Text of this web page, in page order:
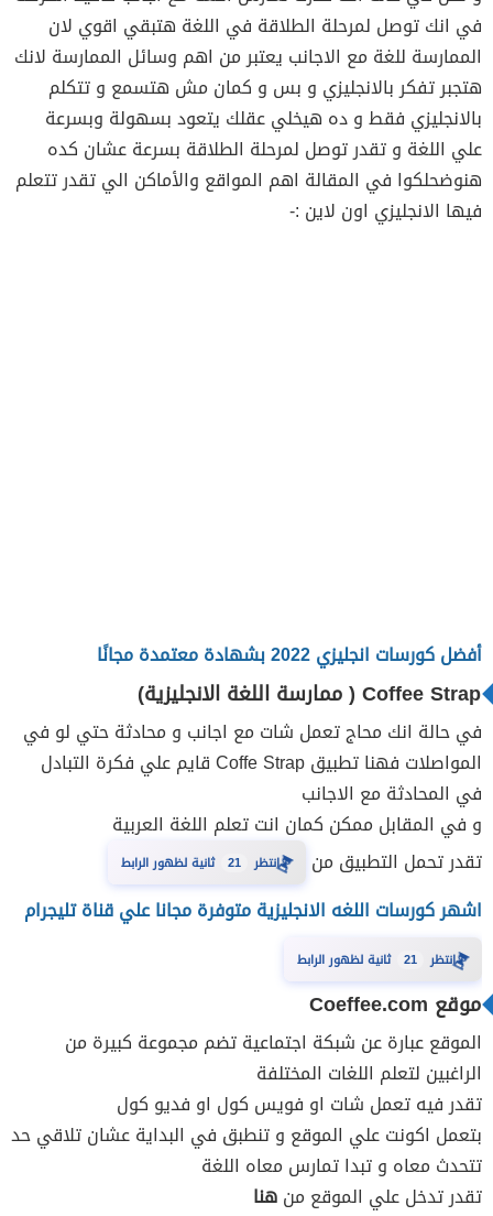
في انك توصل لمرحلة الطلاقة في اللغة هتبقي اقوي لان
الممارسة للغة مع الاجانب يعتبر من اهم وسائل الممارسة لانك
هتجبر تفكر بالانجليزي و بس و كمان مش هتسمع و تتكلم
بالانجليزي فقط و ده هيخلي عقلك يتعود بسهولة وبسرعة
علي اللغة و تقدر توصل لمرحلة الطلاقة بسرعة عشان كده
هنوضحلكوا في المقالة اهم المواقع والأماكن الي تقدر تتعلم
فيها الانجليزي اون لاين :-
أفضل كورسات انجليزي 2022 بشهادة معتمدة مجانًا
Coffee Strap ( ممارسة اللغة الانجليزية)
في حالة انك محاج تعمل شات مع اجانب و محادثة حتي لو في
المواصلات فهنا تطبيق Coffe Strap قايم علي فكرة التبادل
في المحادثة مع الاجانب
و في المقابل ممكن كمان انت تعلم اللغة العربية
تقدر تحمل التطبيق من ⏳انتظر 20 ثانية لظهور الرابط
اشهر كورسات اللغه الانجليزية متوفرة مجانا علي قناة تليجرام
⏳انتظر 20 ثانية لظهور الرابط
موقع Coeffee.com
الموقع عبارة عن شبكة اجتماعية تضم مجموعة كبيرة من
الراغبين لتعلم اللغات المختلفة
تقدر فيه تعمل شات او فويس كول او فديو كول
بتعمل اكونت علي الموقع و تنطبق في البداية عشان تلاقي حد
تتحدث معاه و تبدا تمارس معاه اللغة
تقدر تدخل علي الموقع منهنا